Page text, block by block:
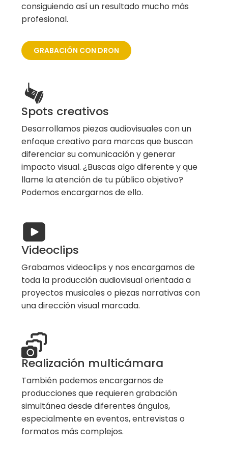
consiguiendo así un resultado mucho más
profesional.
GRABACIÓN CON DRON
Spots creativos
Desarrollamos piezas audiovisuales con un
enfoque creativo para marcas que buscan
diferenciar su comunicación y generar
impacto visual. ¿Buscas algo diferente y que
llame la atención de tu público objetivo?
Podemos encargarnos de ello.
Videoclips
Grabamos videoclips y nos encargamos de
toda la producción audiovisual orientada a
proyectos musicales o piezas narrativas con
una dirección visual marcada.
Realización multicámara
También podemos encargarnos de
producciones que requieren grabación
simultánea desde diferentes ángulos,
especialmente en eventos, entrevistas o
formatos más complejos.